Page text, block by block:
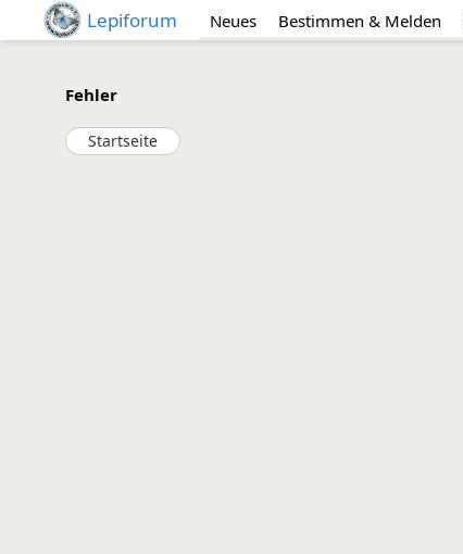
Lepiforum Neues Bestimmen & Melden
Fehler
Startseite